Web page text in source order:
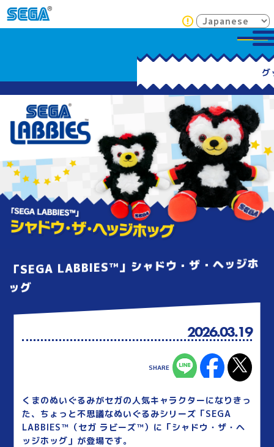
「SEGA LABBIES™」シャドウ・ザ・ヘッジホ
ッグ
2026.03.19
くまのぬいぐるみがセガの人気キャラクターになりきっ
た、ちょっと不思議なぬいぐるみシリーズ「SEGA
LABBIES™（セガ ラビーズ™）に「シャドウ・ザ・ヘ
ッジホッグ」が登場です。